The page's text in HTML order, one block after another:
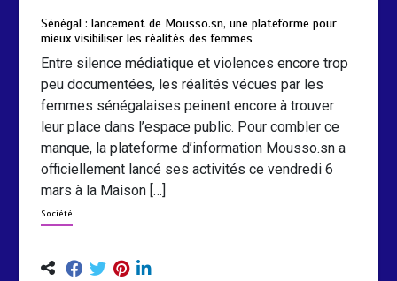
Sénégal : lancement de Mousso.sn, une plateforme pour
mieux visibiliser les réalités des femmes
Entre silence médiatique et violences encore trop
peu documentées, les réalités vécues par les
femmes sénégalaises peinent encore à trouver
leur place dans l’espace public. Pour combler ce
manque, la plateforme d’information Mousso.sn a
officiellement lancé ses activités ce vendredi 6
mars à la Maison […]
Société